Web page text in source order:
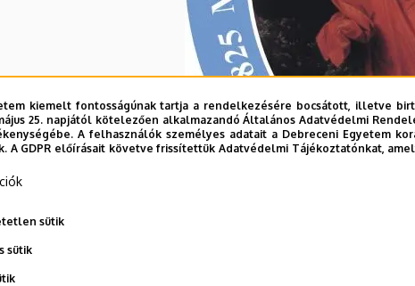
kiemelt fontosságúnak tartja a rendelkezésére bocsátott, illetve
25. napjától kötelezően alkalmazandó Általános Adatvédelmi
A felhasználók személyes adatait a Debreceni Egyetem
A GDPR előírásait követve frissítettük Adatvédelmi Tájékoztatónkat,
sütik
sütik